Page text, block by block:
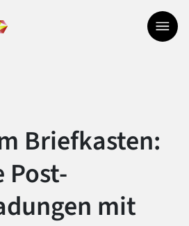
Briefkasten:
Post-
mit